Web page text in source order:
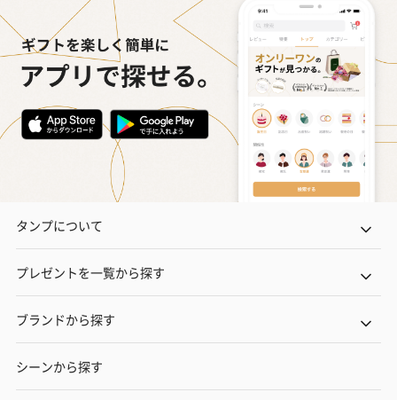
タンプについて
プレゼントを一覧から探す
ブランドから探す
シーンから探す